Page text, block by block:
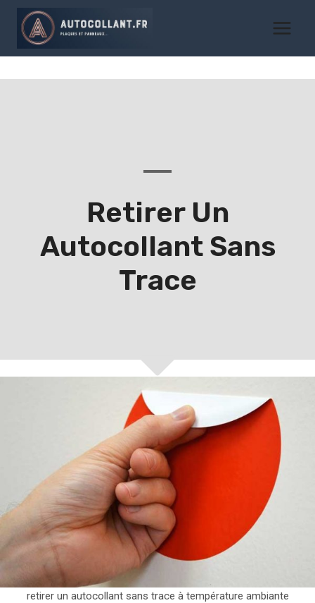
Aller
contenu
Retirer Un
Autocollant Sans
Trace
retirer un autocollant sans trace à température ambiante